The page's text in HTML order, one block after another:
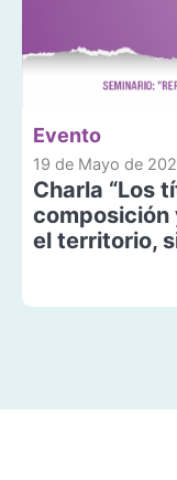
Evento
19 de Mayo de
Charla “Los
composición
el territorio,